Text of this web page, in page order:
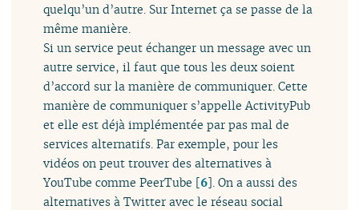
quelqu’un d’autre. Sur Internet ça se passe de la
même manière.
Si un service peut échanger un message avec un
autre service, il faut que tous les deux soient
d’accord sur la manière de communiquer. Cette
manière de communiquer s’appelle ActivityPub
et elle est déjà implémentée par pas mal de
services alternatifs. Par exemple, pour les
vidéos on peut trouver des alternatives à
YouTube comme PeerTube [6]. On a aussi des
alternatives à Twitter avec le réseau social